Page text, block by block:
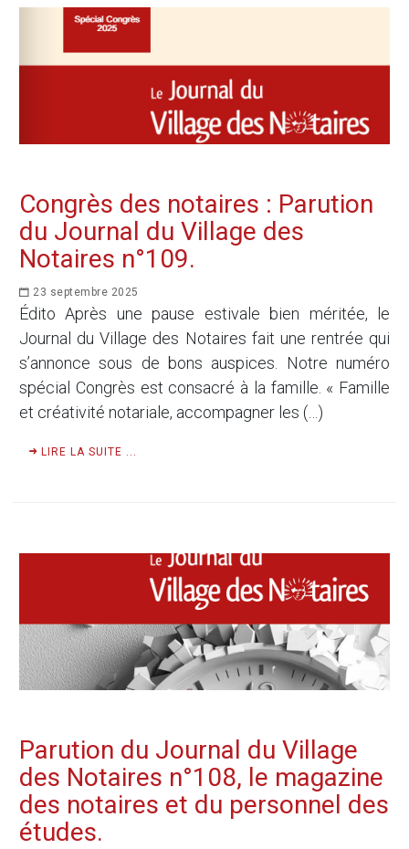
Congrès des notaires : Parution
du Journal du Village des
Notaires n°109.
23 septembre 2025
Édito Après une pause estivale bien méritée, le
Journal du Village des Notaires fait une rentrée qui
s’annonce sous de bons auspices. Notre numéro
spécial Congrès est consacré à la famille. « Famille
et créativité notariale, accompagner les (…)
LIRE LA SUITE ...
Parution du Journal du Village
des Notaires n°108, le magazine
des notaires et du personnel des
études.